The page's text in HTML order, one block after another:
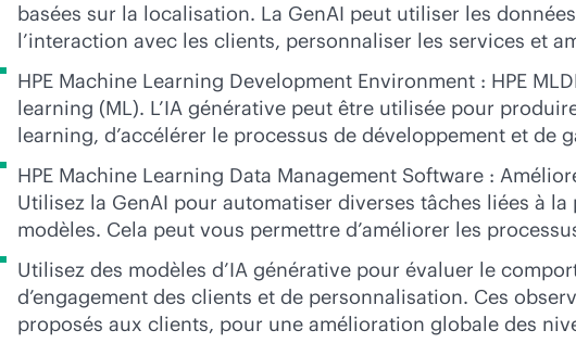
basées sur la localisation. La GenAI peut utiliser les
l’interaction avec les clients, personnaliser les services et
HPE Machine Learning Development Environment : HPE
learning (ML). L’IA générative peut être utilisée pour
learning, d’accélérer le processus de développement et de
HPE Machine Learning Data Management Software :
Utilisez la GenAI pour automatiser diverses tâches liées à
modèles. Cela peut vous permettre d’améliorer les
Utilisez des modèles d’IA générative pour évaluer le
d’engagement des clients et de personnalisation. Ces
proposés aux clients, pour une amélioration globale des